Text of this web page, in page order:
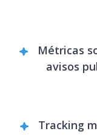
Métricas
avisos
Tracking